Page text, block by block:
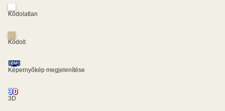
Kódolatlan
Kódolt
Képernyőkép megjelenítése
3D